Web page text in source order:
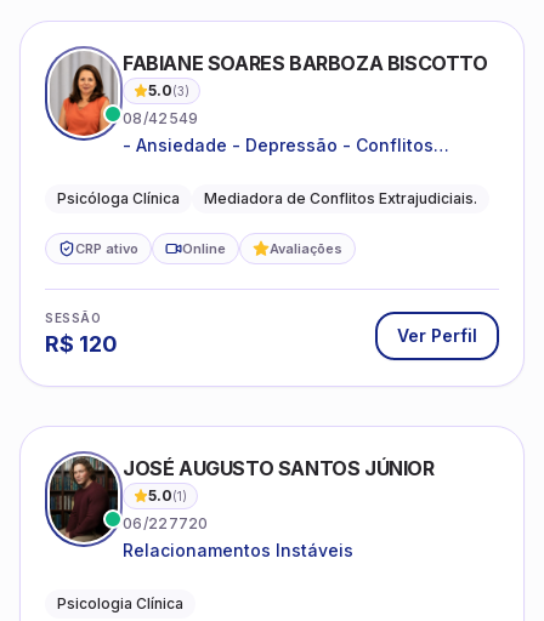
FABIANE SOARES BARBOZA BISCOTTO
5.0(3)
08/42549
- Ansiedade - Depressão - Conflitos
relacionamentos - Autoestima -
Psicóloga Clínica Mediadora de Conflitos Extrajudiciais.
CRP ativo Online Avaliações
SESSÃO
R$ 120 Ver Perfil
JOSÉ AUGUSTO SANTOS JÚNIOR
5.0(1)
06/227720
Relacionamentos Instáveis
Psicologia Clínica